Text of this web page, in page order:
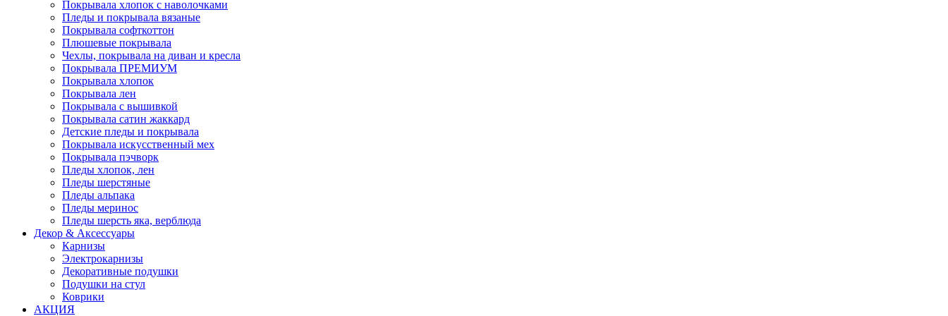
Покрывала хлопок с наволочками
Пледы и покрывала вязаные
Покрывала софткоттон
Плюшевые покрывала
Чехлы, покрывала на диван и кресла
Покрывала ПРЕМИУМ
Покрывала хлопок
Покрывала лен
Покрывала с вышивкой
Покрывала сатин жаккард
Детские пледы и покрывала
Покрывала искусственный мех
Покрывала пэчворк
Пледы хлопок, лен
Пледы шерстяные
Пледы альпака
Пледы меринос
Пледы шерсть яка, верблюда
Декор & Аксессуары
Карнизы
Электрокарнизы
Декоративные подушки
Подушки на стул
Коврики
АКЦИЯ